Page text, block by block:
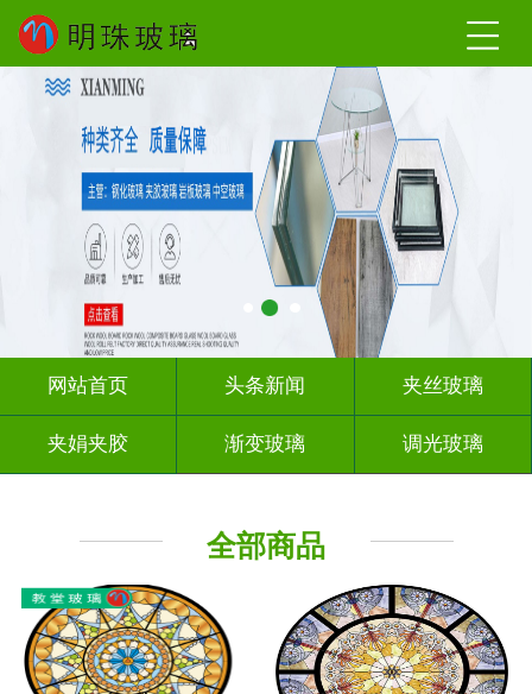
网站首页 头条新闻 夹丝玻璃
夹娟夹胶 渐变玻璃 调光玻璃
全部商品